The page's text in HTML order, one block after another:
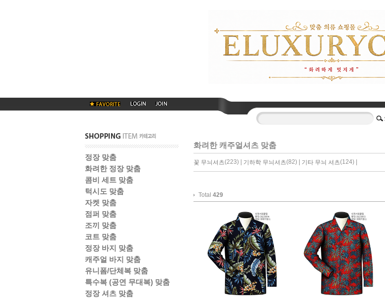
정장 맞춤
화려한 정장 맞춤
콤비 세트 맞춤
턱시도 맞춤
자켓 맞춤
점퍼 맞춤
조끼 맞춤
코트 맞춤
정장 바지 맞춤
캐주얼 바지 맞춤
유니폼/단체복 맞춤
특수복 (공연 무대복) 맞춤
정장 셔츠 맞춤
화려한 캐주얼셔츠 맞춤
꽃 무늬셔츠(223) | 기하학 무늬셔츠(82) | 기타 무늬 셔츠(124) |
Total 429